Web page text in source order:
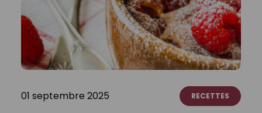
01 septembre 2025 RECETTES